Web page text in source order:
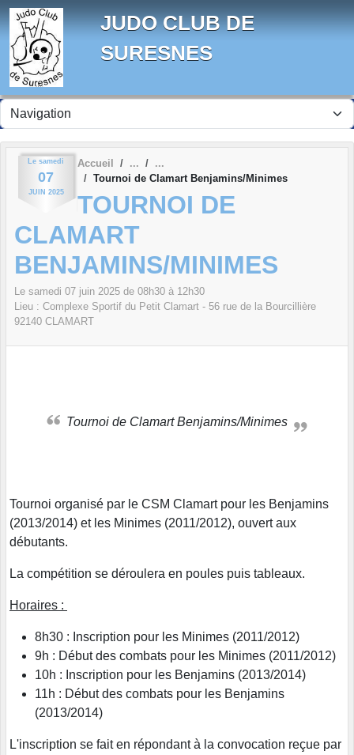
JUDO CLUB DE
SURESNES
Le samedi
07
JUIN 2025
Accueil
Tournoi de Clamart Benjamins/Minimes
TOURNOI DE
CLAMART
BENJAMINS/MINIMES
Le samedi 07 juin 2025 de 08h30 à 12h30
Lieu : Complexe Sportif du Petit Clamart - 56 rue de la Bourcillière
92140 CLAMART
Tournoi de Clamart Benjamins/Minimes
Tournoi organisé par le CSM Clamart pour les Benjamins
(2013/2014) et les Minimes (2011/2012), ouvert aux
débutants.
La compétition se déroulera en poules puis tableaux.
Horaires :
8h30 : Inscription pour les Minimes (2011/2012)
9h : Début des combats pour les Minimes (2011/2012)
10h : Inscription pour les Benjamins (2013/2014)
11h : Début des combats pour les Benjamins
(2013/2014)
L'inscription se fait en répondant à la convocation reçue par
Panneau de gestion des cookies